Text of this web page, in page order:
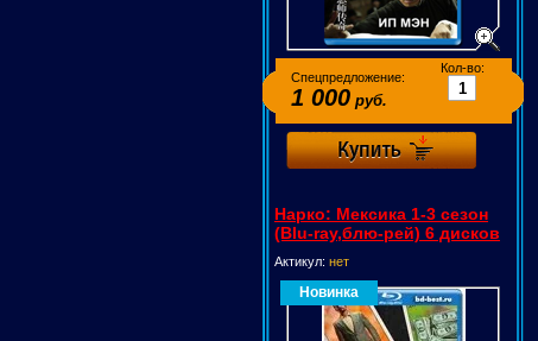
Спецпредложение:
1 000 руб.
Кол-во:
Нарко: Мексика 1-3 сезон
(Blu-ray,блю-рей) 6 дисков
Актикул: нет
Новинка